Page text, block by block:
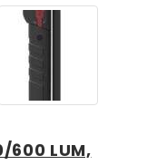
600 LUM,